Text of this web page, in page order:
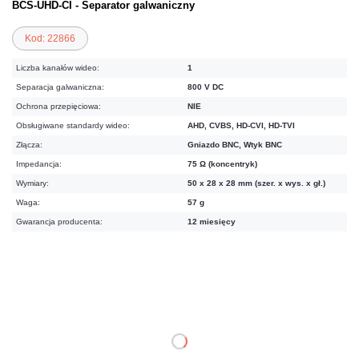
BCS-UHD-CI - Separator galwaniczny
Kod: 22866
Liczba kanałów wideo: 1
Separacja galwaniczna: 800 V DC
Ochrona przepięciowa: NIE
Obsługiwane standardy wideo: AHD, CVBS, HD-CVI, HD-TVI
Złącza: Gniazdo BNC, Wtyk BNC
Impedancja: 75 Ω (koncentryk)
Wymiary: 50 x 28 x 28 mm (szer. x wys. x gł.)
Waga: 57 g
Gwarancja producenta: 12 miesięcy
DO KOSZYKA